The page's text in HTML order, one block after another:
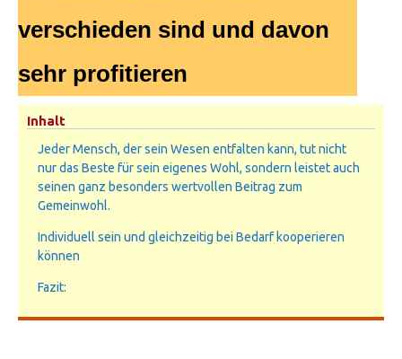
verschieden sind und davon
sehr profitieren
Inhalt
Jeder Mensch, der sein Wesen entfalten kann, tut nicht
nur das Beste für sein eigenes Wohl, sondern leistet auch
seinen ganz besonders wertvollen Beitrag zum
Gemeinwohl.
Individuell sein und gleichzeitig bei Bedarf kooperieren
können
Fazit: